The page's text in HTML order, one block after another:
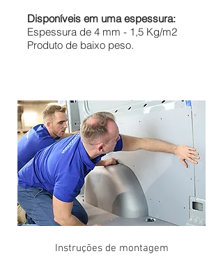
Disponíveis em uma espessura:
Espessura de 4 mm - 1,5 Kg/m2
Produto de baixo peso.
Instruções de montagem